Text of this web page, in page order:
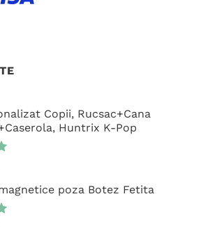
Copii, Rucsac+Cana
Huntrix K-Pop
poza Botez Fetita